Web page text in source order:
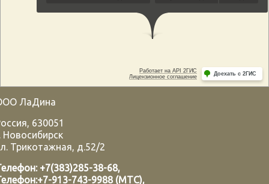
ЛаДина
, 630051
Новосибирск
Трикотажная, д.52/2
+7(383)285-38-68,
+7-913-743-9988 (МТС),